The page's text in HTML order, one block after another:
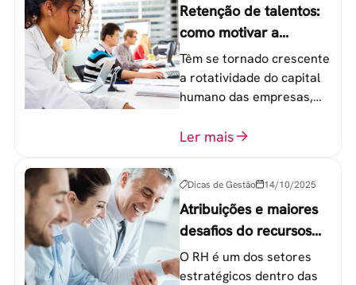
Retenção de talentos:
como motivar a
geração Y nas
empresas?
Têm se tornado crescente
a rotatividade do capital
humano das empresas,
colaboradores na faixa de
Ler mais
Dicas de Gestão 14/10/2025
Atribuições e maiores
desafios do recursos
humanos em uma
empresa
O RH é um dos setores
estratégicos dentro das